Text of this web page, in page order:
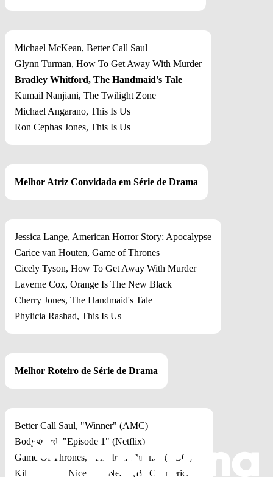
Michael McKean, Better Call Saul
Glynn Turman, How To Get Away With Murder
Bradley Whitford, The Handmaid's Tale
Kumail Nanjiani, The Twilight Zone
Michael Angarano, This Is Us
Ron Cephas Jones, This Is Us
Melhor Atriz Convidada em Série de Drama
Jessica Lange, American Horror Story: Apocalypse
Carice van Houten, Game of Thrones
Cicely Tyson, How To Get Away With Murder
Laverne Cox, Orange Is The New Black
Cherry Jones, The Handmaid's Tale
Phylicia Rashad, This Is Us
Melhor Roteiro de Série de Drama
Better Call Saul, "Winner" (AMC)
Bodyguard, "Episode 1" (Netflix)
Game Of Thrones, "The Iron Throne" (HBO)
Killing Eve, "Nice And Neat" (BBC America)